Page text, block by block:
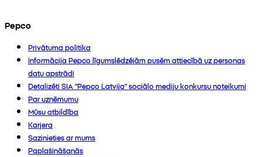
Pepco
Privātuma politika
Informācija Pepco līgumslēdzējām pusēm attiecībā uz personas
datu apstrādi
Detalizēti SIA “Pepco Latvija” sociālo mediju konkursu noteikumi
Par uzņēmumu
Mūsu atbildība
Karjera
Sazinieties ar mums
Paplašināšanās